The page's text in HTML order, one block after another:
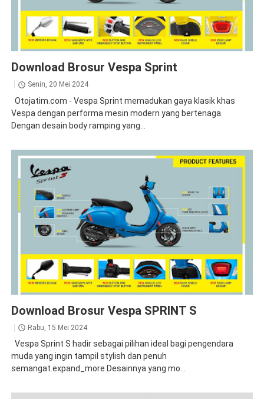
Download Brosur Vespa Sprint
Senin, 20 Mei 2024
Otojatim.com - Vespa Sprint memadukan gaya klasik khas
Vespa dengan performa mesin modern yang bertenaga.
Dengan desain body ramping yang...
Download Brosur Vespa SPRINT S
Rabu, 15 Mei 2024
Vespa Sprint S hadir sebagai pilihan ideal bagi pengendara
muda yang ingin tampil stylish dan penuh
semangat.expand_more Desainnya yang mo...